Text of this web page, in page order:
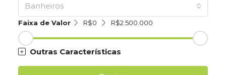
Banheiros
Faixa de Valor R$0 R$2.500.000
Outras Características